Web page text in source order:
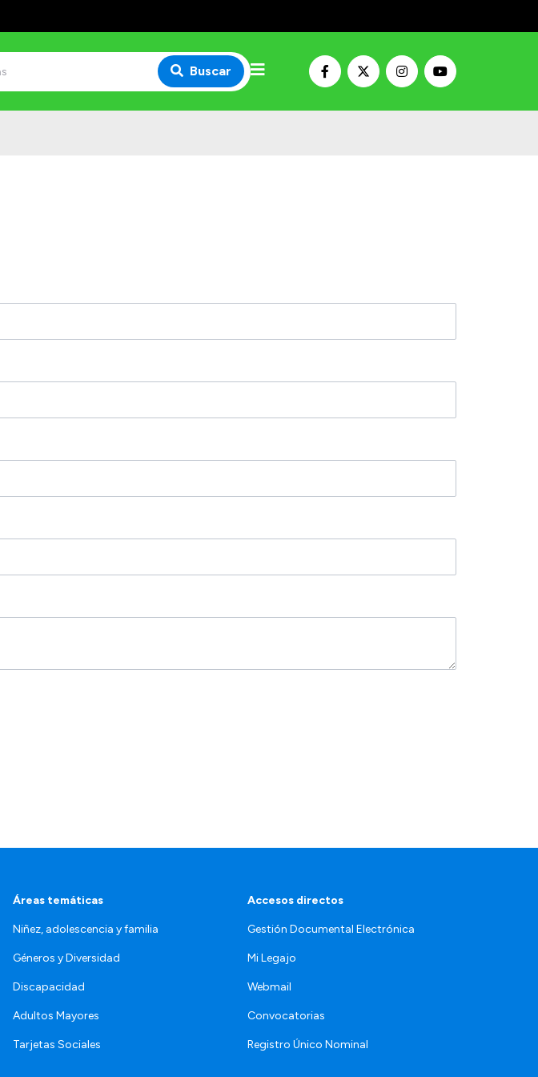
Buscar
Áreas temáticas
Niñez, adolescencia y familia
Géneros y Diversidad
Discapacidad
Adultos Mayores
Tarjetas Sociales
Accesos directos
Gestión Documental Electrónica
Mi Legajo
Webmail
Convocatorias
Registro Único Nominal